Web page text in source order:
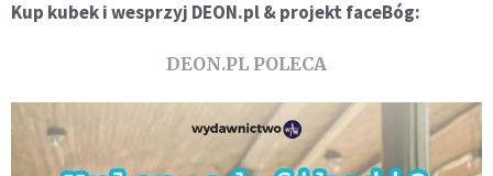
Kup kubek i wesprzyj DEON.pl & projekt faceBóg:
DEON.PL POLECA